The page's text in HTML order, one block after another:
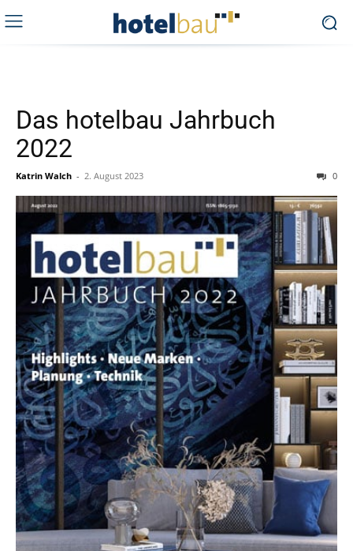
Das hotelbau Jahrbuch
2022
Katrin Walch - 2. August 2023 0